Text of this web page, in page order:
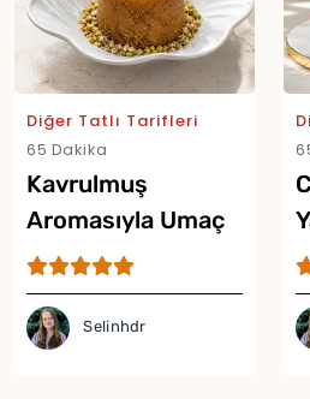
Diğer Tatlı Tarifleri
65 Dakika
Kavrulmuş
Aromasıyla Umaç
Helvası Tarifi
Selinhdr